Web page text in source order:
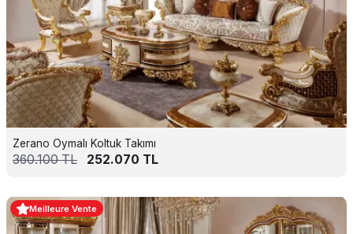
Zerano Oymalı Koltuk Takımı
360.100TL 252.070 TL
Meilleure Vente